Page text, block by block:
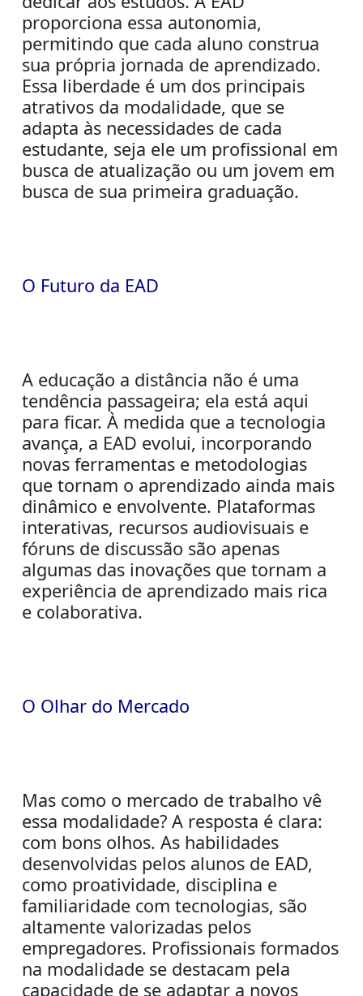
proporciona essa autonomia,
permitindo que cada aluno construa
sua própria jornada de aprendizado.
Essa liberdade é um dos principais
atrativos da modalidade, que se
adapta às necessidades de cada
estudante, seja ele um profissional em
busca de atualização ou um jovem em
busca de sua primeira graduação.
O Futuro da EAD
A educação a distância não é uma
tendência passageira; ela está aqui
para ficar. À medida que a tecnologia
avança, a EAD evolui, incorporando
novas ferramentas e metodologias
que tornam o aprendizado ainda mais
dinâmico e envolvente. Plataformas
interativas, recursos audiovisuais e
fóruns de discussão são apenas
algumas das inovações que tornam a
experiência de aprendizado mais rica
e colaborativa.
O Olhar do Mercado
Mas como o mercado de trabalho vê
essa modalidade? A resposta é clara:
com bons olhos. As habilidades
desenvolvidas pelos alunos de EAD,
como proatividade, disciplina e
familiaridade com tecnologias, são
altamente valorizadas pelos
empregadores. Profissionais formados
na modalidade se destacam pela
capacidade de se adaptar a novos